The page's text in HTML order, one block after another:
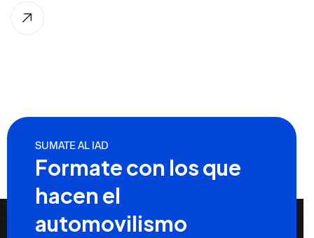
SUMATE AL IAD
Formate con los que
hacen el
automovilismo